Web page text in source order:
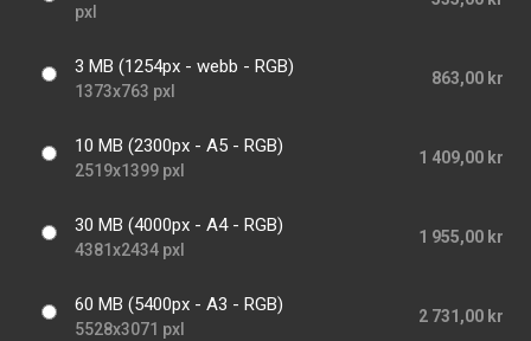
pxl
3 MB (1254px - webb - RGB)
1373x763 pxl
863,00 kr
10 MB (2300px - A5 - RGB)
2519x1399 pxl
1 409,00 kr
30 MB (4000px - A4 - RGB)
4381x2434 pxl
1 955,00 kr
60 MB (5400px - A3 - RGB)
5528x3071 pxl
2 731,00 kr